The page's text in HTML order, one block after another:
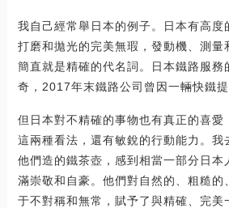
我自己經常舉日本的例子。日本有高度
打磨和拋光的完美無瑕，發動機、測量
簡直就是精確的代名詞。日本鐵路服務
奇，2017年末鐵路公司曾因一輛快鐵
但日本對不精確的事物也有真正的喜愛
這兩種看法，還有敏銳的行動能力。我
他們造的鐵茶壺，感到相當一部分日本
滿崇敬和自豪。他們對自然的、粗糙的
于不對稱和無常，賦予了與精確、完美